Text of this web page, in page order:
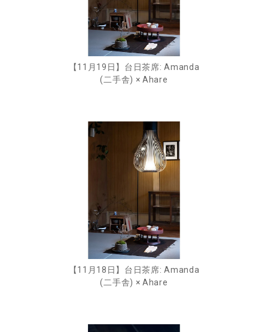
【11月19日】台日茶席: Amanda
(二手舎) × Ahare
【11月18日】台日茶席: Amanda
(二手舎) × Ahare